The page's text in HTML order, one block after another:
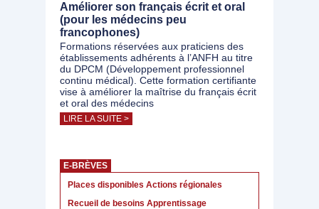
Améliorer son français écrit et oral
(pour les médecins peu
francophones)
Formations réservées aux praticiens des
établissements adhérents à l’ANFH au titre
du DPCM (Développement professionnel
continu médical). Cette formation certifiante
vise à améliorer la maîtrise du français écrit
et oral des médecins
LIRE LA SUITE >
E-BRÈVES
Places disponibles Actions régionales
Recueil de besoins Apprentissage